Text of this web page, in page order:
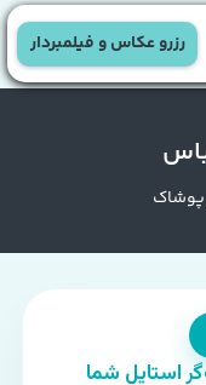
رزرو عکاس و فیلمبردار